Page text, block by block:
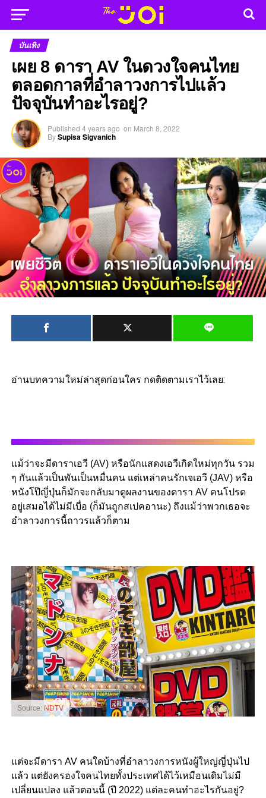
บันเทิง
เผย 8 ดารา AV ในดวงใจคนไทย
ตลอดกาลที่อำลาวงการไปแล้ว
ปัจจุบันทำอะไรอยู่?
Published 4 years ago on March 8, 2022
BySupisa Sigvanich
อ่านบทความใหม่ล่าสุดก่อนใคร กดติดตามเราไว้เลย:
แม้ว่าจะมีดาราเอวี (AV) หรือนักแสดงเอวีเกิดใหม่ทุกวัน รวม
ๆ กันแล้วเป็นพันเป็นหมื่นคน แต่เหล่าคนรักเจเอวี (JAV) หรือ
หนังโป๊ญี่ปุ่นก็มักจะกลับมาดูผลงานของดารา AV คนโปรด
อยู่เสมอได้ไม่มีเบื่อ (ก็มันถูกสเปคอานะ) ถึงแม้ว่าพวกเธอจะ
อำลาวงการนี้ถาวรแล้วก็ตาม
Source: NDTV
แต่จะมีดารา AV คนใดบ้างที่อำลาวงการหนังผู้ใหญ่ญี่ปุ่นไป
แล้ว แต่ยังครองใจคนไทยทั้งประเทศได้ไว้เหมือนเดิมไม่มี
เปลี่ยนแปลง แล้วตอนนี้ (ปี 2022) แต่ละคนทำอะไรกันอยู่?